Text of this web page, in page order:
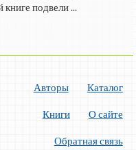
подвели ...
Авторы Каталог
Книги О сайте
Обратная связь